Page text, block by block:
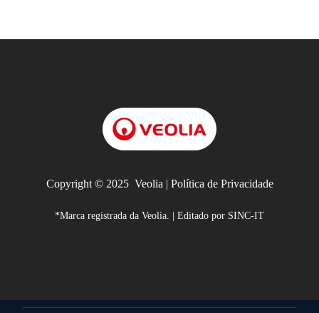
Copyright © 2025 Veolia | Política de Privacidade
*Marca registrada da Veolia. | Editado por SINC-IT